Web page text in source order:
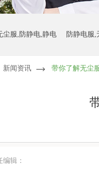
尘服,防静电,静电 防静电服,
新闻资讯 带你了解无尘
辑：